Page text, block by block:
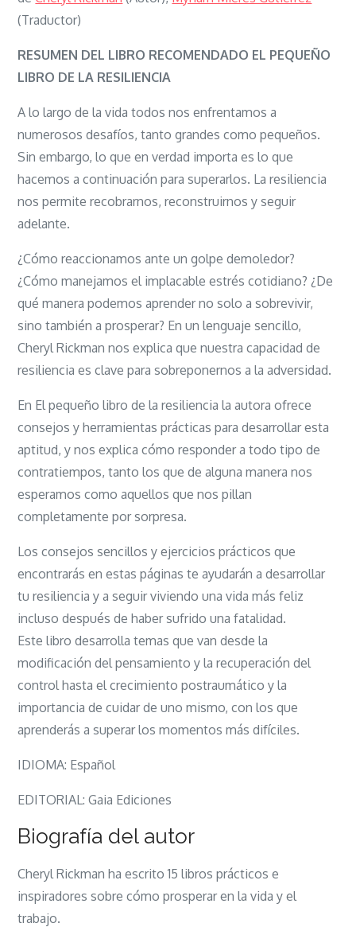
El
libro
(Traductor)
RESUMEN DEL LIBRO RECOMENDADO EL PEQUEÑO
LIBRO DE LA RESILIENCIA
A lo largo de la vida todos nos enfrentamos a
numerosos desafíos, tanto grandes como pequeños.
Sin embargo, lo que en verdad importa es lo que
hacemos a continuación para superarlos. La resiliencia
nos permite recobrarnos, reconstruirnos y seguir
adelante.
¿Cómo reaccionamos ante un golpe demoledor?
¿Cómo manejamos el implacable estrés cotidiano? ¿De
qué manera podemos aprender no solo a sobrevivir,
sino también a prosperar? En un lenguaje sencillo,
Cheryl Rickman nos explica que nuestra capacidad de
resiliencia es clave para sobreponernos a la adversidad.
En El pequeño libro de la resiliencia la autora ofrece
consejos y herramientas prácticas para desarrollar esta
aptitud, y nos explica cómo responder a todo tipo de
contratiempos, tanto los que de alguna manera nos
esperamos como aquellos que nos pillan
completamente por sorpresa.
Los consejos sencillos y ejercicios prácticos que
encontrarás en estas páginas te ayudarán a desarrollar
tu resiliencia y a seguir viviendo una vida más feliz
incluso después de haber sufrido una fatalidad.
Este libro desarrolla temas que van desde la
modificación del pensamiento y la recuperación del
control hasta el crecimiento postraumático y la
importancia de cuidar de uno mismo, con los que
aprenderás a superar los momentos más difíciles.
IDIOMA: Español
EDITORIAL: Gaia Ediciones
Biografía del autor
Cheryl Rickman ha escrito 15 libros prácticos e
inspiradores sobre cómo prosperar en la vida y el
trabajo.